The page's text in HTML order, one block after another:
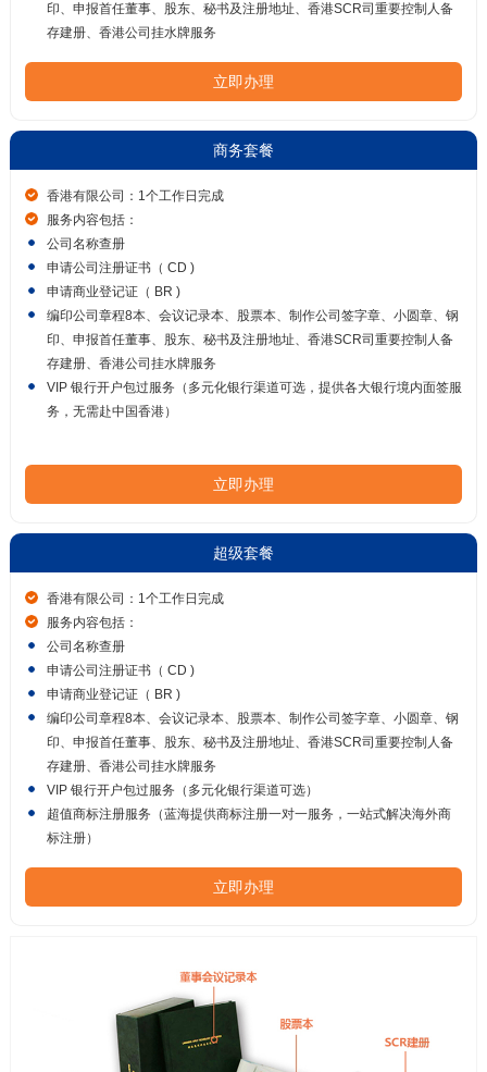
印、申报首任董事、股东、秘书及注册地址、香港SCR司重要控制人备
存建册、香港公司挂水牌服务
立即办理
商务套餐
香港有限公司：1个工作日完成
服务内容包括：
公司名称查册
申请公司注册证书（ CD )
申请商业登记证（ BR )
编印公司章程8本、会议记录本、股票本、制作公司签字章、小圆章、钢
印、申报首任董事、股东、秘书及注册地址、香港SCR司重要控制人备
存建册、香港公司挂水牌服务
VIP 银行开户包过服务（多元化银行渠道可选，提供各大银行境内面签服
务，无需赴中国香港）
立即办理
超级套餐
香港有限公司：1个工作日完成
服务内容包括：
公司名称查册
申请公司注册证书（ CD )
申请商业登记证（ BR )
编印公司章程8本、会议记录本、股票本、制作公司签字章、小圆章、钢
印、申报首任董事、股东、秘书及注册地址、香港SCR司重要控制人备
存建册、香港公司挂水牌服务
VIP 银行开户包过服务（多元化银行渠道可选）
超值商标注册服务（蓝海提供商标注册一对一服务，一站式解决海外商
标注册）
立即办理